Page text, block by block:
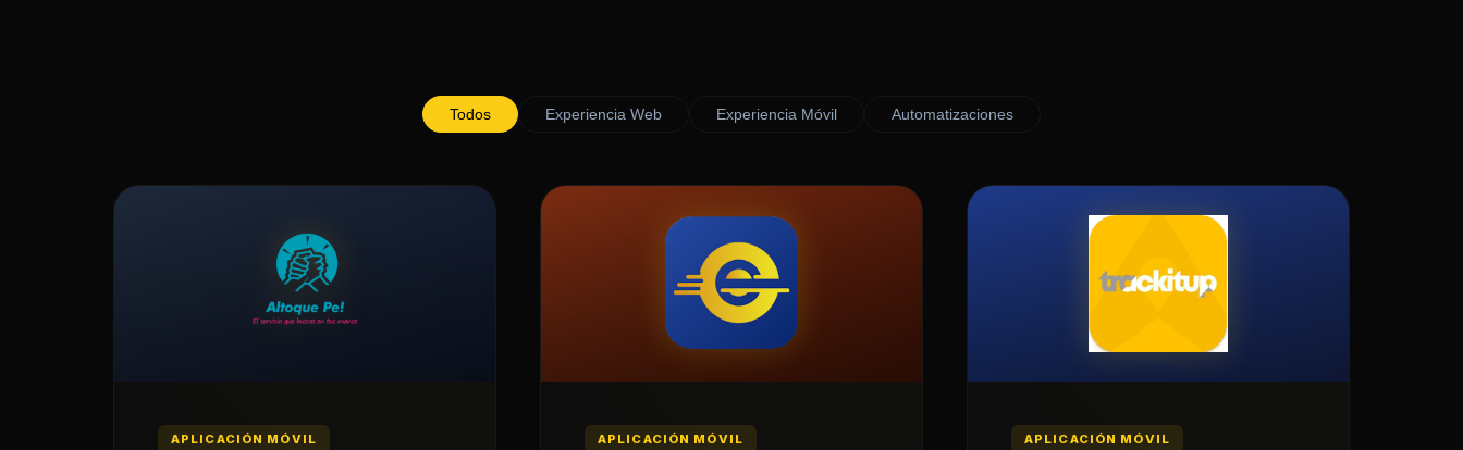
Todos Experiencia Web Experiencia Móvil Automatizaciones
APLICACIÓN MÓVIL APLICACIÓN MÓVIL APLICACIÓN MÓVIL